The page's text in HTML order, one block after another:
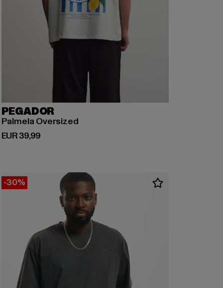
PEGADOR
Palmela Oversized
EUR 39,99
Derzeitiger Preis: EUR 39,99
-30%